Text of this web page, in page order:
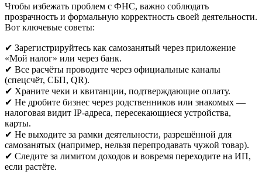
Чтобы избежать проблем с ФНС, важно соблюдать
прозрачность и формальную корректность своей деятельности.
Вот ключевые советы:
✔ Зарегистрируйтесь как самозанятый через приложение
«Мой налог» или через банк.
✔ Все расчёты проводите через официальные каналы
(спецсчёт, СБП, QR).
✔ Храните чеки и квитанции, подтверждающие оплату.
✔ Не дробите бизнес через родственников или знакомых —
налоговая видит IP-адреса, пересекающиеся устройства,
карты.
✔ Не выходите за рамки деятельности, разрешённой для
самозанятых (например, нельзя перепродавать чужой товар).
✔ Следите за лимитом доходов и вовремя переходите на ИП,
если растёте.